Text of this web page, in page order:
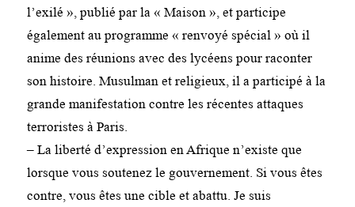
l’exilé », publié par la « Maison », et participe
également au programme « renvoyé spécial » où il
anime des réunions avec des lycéens pour raconter
son histoire. Musulman et religieux, il a participé à la
grande manifestation contre les récentes attaques
terroristes à Paris.
– La liberté d’expression en Afrique n’existe que
lorsque vous soutenez le gouvernement. Si vous êtes
contre, vous êtes une cible et abattu. Je suis